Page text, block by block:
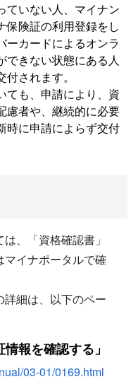
ていない人、マイナン
保険証の利用登録をし
ーカードによるオンラ
できない状態にある人
されます。
ても、申請により、資
慮者や、継続的に必要
時に申請によらず交付
、「資格確認書」
マイナポータルで確
細は、以下のペー
報を確認する」
03-01/0169.html